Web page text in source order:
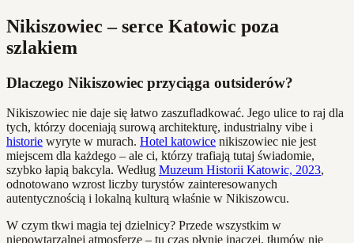
Nikiszowiec – serce Katowic poza
szlakiem
Dlaczego Nikiszowiec przyciąga outsiderów?
Nikiszowiec nie daje się łatwo zaszufladkować. Jego ulice to raj dla
tych, którzy doceniają surową architekturę, industrialny vibe i
historie wyryte w murach. Hotel katowice nikiszowiec nie jest
miejscem dla każdego – ale ci, którzy trafiają tutaj świadomie,
szybko łapią bakcyla. Według Muzeum Historii Katowic, 2023,
odnotowano wzrost liczby turystów zainteresowanych
autentycznością i lokalną kulturą właśnie w Nikiszowcu.
W czym tkwi magia tej dzielnicy? Przede wszystkim w
niepowtarzalnej atmosferze – tu czas płynie inaczej, tłumów nie